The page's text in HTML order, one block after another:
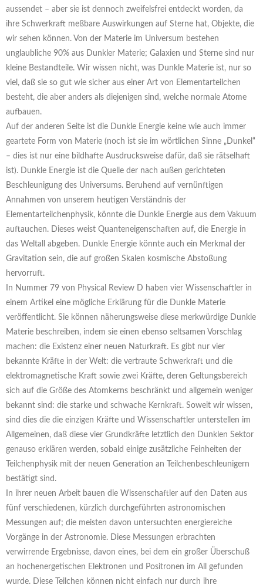
aussendet – aber sie ist dennoch zweifelsfrei entdeckt worden, da
ihre Schwerkraft meßbare Auswirkungen auf Sterne hat, Objekte, die
wir sehen können. Von der Materie im Universum bestehen
unglaubliche 90% aus Dunkler Materie; Galaxien und Sterne sind nur
kleine Bestandteile. Wir wissen nicht, was Dunkle Materie ist, nur so
viel, daß sie so gut wie sicher aus einer Art von Elementarteilchen
besteht, die aber anders als diejenigen sind, welche normale Atome
aufbauen.
Auf der anderen Seite ist die Dunkle Energie keine wie auch immer
geartete Form von Materie (noch ist sie im wörtlichen Sinne „Dunkel“
– dies ist nur eine bildhafte Ausdrucksweise dafür, daß sie rätselhaft
ist). Dunkle Energie ist die Quelle der nach außen gerichteten
Beschleunigung des Universums. Beruhend auf vernünftigen
Annahmen von unserem heutigen Verständnis der
Elementarteilchenphysik, könnte die Dunkle Energie aus dem Vakuum
auftauchen. Dieses weist Quanteneigenschaften auf, die Energie in
das Weltall abgeben. Dunkle Energie könnte auch ein Merkmal der
Gravitation sein, die auf großen Skalen kosmische Abstoßung
hervorruft.
In Nummer 79 von Physical Review D haben vier Wissenschaftler in
einem Artikel eine mögliche Erklärung für die Dunkle Materie
veröffentlicht. Sie können näherungsweise diese merkwürdige Dunkle
Materie beschreiben, indem sie einen ebenso seltsamen Vorschlag
machen: die Existenz einer neuen Naturkraft. Es gibt nur vier
bekannte Kräfte in der Welt: die vertraute Schwerkraft und die
elektromagnetische Kraft sowie zwei Kräfte, deren Geltungsbereich
sich auf die Größe des Atomkerns beschränkt und allgemein weniger
bekannt sind: die starke und schwache Kernkraft. Soweit wir wissen,
sind dies die die einzigen Kräfte und Wissenschaftler unterstellen im
Allgemeinen, daß diese vier Grundkräfte letztlich den Dunklen Sektor
genauso erklären werden, sobald einige zusätzliche Feinheiten der
Teilchenphysik mit der neuen Generation an Teilchenbeschleunigern
bestätigt sind.
In ihrer neuen Arbeit bauen die Wissenschaftler auf den Daten aus
fünf verschiedenen, kürzlich durchgeführten astronomischen
Messungen auf; die meisten davon untersuchten energiereiche
Vorgänge in der Astronomie. Diese Messungen erbrachten
verwirrende Ergebnisse, davon eines, bei dem ein großer Überschuß
an hochenergetischen Elektronen und Positronen im All gefunden
wurde. Diese Teilchen können nicht einfach nur durch ihre